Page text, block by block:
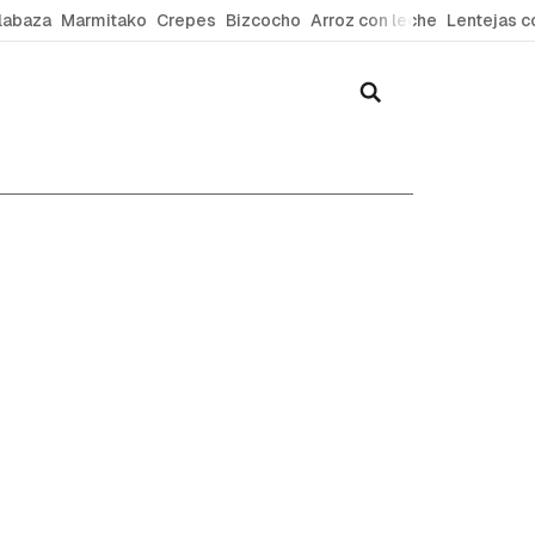
Marmitako Crepes Bizcocho Arroz con leche Lentejas